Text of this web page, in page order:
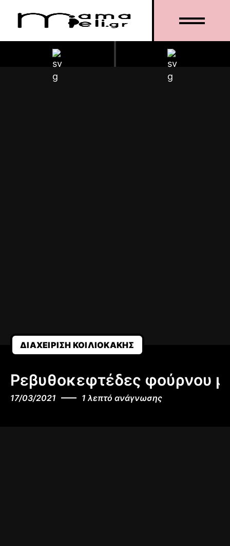
ΔΙΑΧΕΊΡΙΣΗ ΚΟΙΛΙΟΚΆΚΗΣ
Ρεβυθοκεφτέδες φούρνου
17/03/2021 1 λεπτό ανάγνωσης